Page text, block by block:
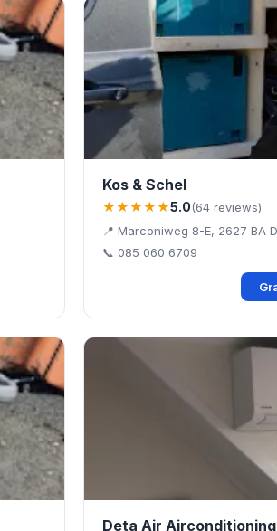
Kos & Schel
★★★★★5.0(64 reviews)
📍 Marconiweg 8-E, 2627 BA
📞 085 060 6709
Deta Air Airconditioning